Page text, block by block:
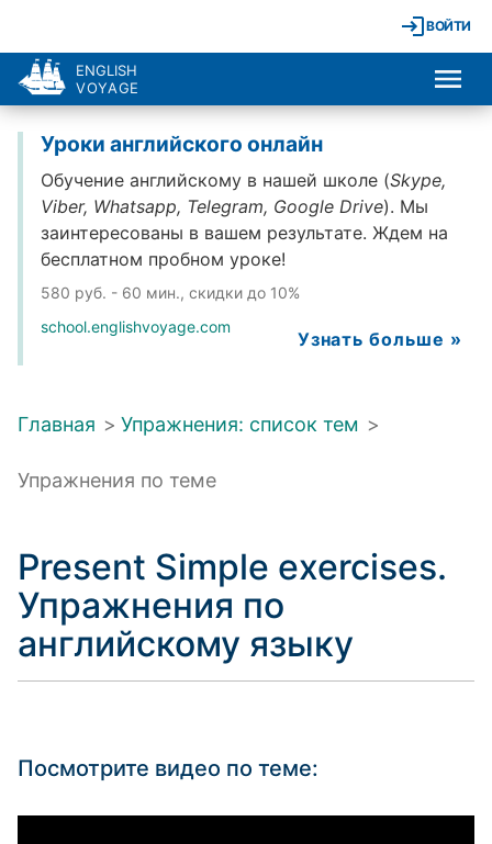
ВОЙТИ
ENGLISH
VOYAGE
Уроки английского онлайн
Обучение английскому в нашей школе (Skype,
Viber, Whatsapp, Telegram, Google Drive). Мы
заинтересованы в вашем результате. Ждем на
бесплатном пробном уроке!
580 руб. - 60 мин., скидки до 10%
school.englishvoyage.com
Узнать больше »
Главная > Упражнения: список тем >
Упражнения по теме
Present Simple exercises.
Упражнения по
английскому языку
Посмотрите видео по теме: